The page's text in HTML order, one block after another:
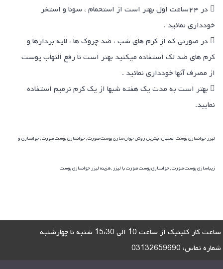
 در ۲۴ساعت اول بهتر است از استحمام ، سونا و استخر
خودداری نمائید .
 در صورتی که از کرم های شب ، ضد چروک ها ، لایه بردارها و
کرم های ضد لک استفاده میکنید بهتر است تا رفع التهاب پوست
از مصرف آنها خودداری نمائید .
 بهتر است به مدت یک هفته شبها از یک کرم ترمیم استفاده
نمایید.
لیزر جوانسازی پوست اصفهان , بهترین روش جوان سازی پوست صورت , جوانسازی پوست صورت , جوانسازی و
زیباسازی پوست صورت , جوانسازی پوست صورت با لیزر , هزینه لیزر جوانسازی پوست
ساعت کار کلینیک از ساعت 10 الی 15:30 شنبه تا چهارشنبه
شماره تماس: 03132659690